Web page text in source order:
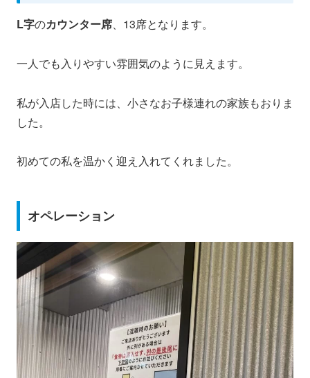
L字のカウンター席、13席となります。
一人でも入りやすい雰囲気のように見えます。
私が入店した時には、小さなお子様連れの家族もおりま
した。
初めての私を温かく迎え入れてくれました。
オペレーション